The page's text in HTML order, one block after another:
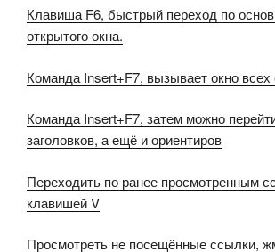
Клавиша F6, быстрый переход по
открытого окна.
Команда Insert+F7, вызывает окно всех
Команда Insert+F7, затем можно
заголовков, а ещё и ориентиров
Переходить по ранее просмотренным
клавишей V
Просмотреть не посещённые ссылки,